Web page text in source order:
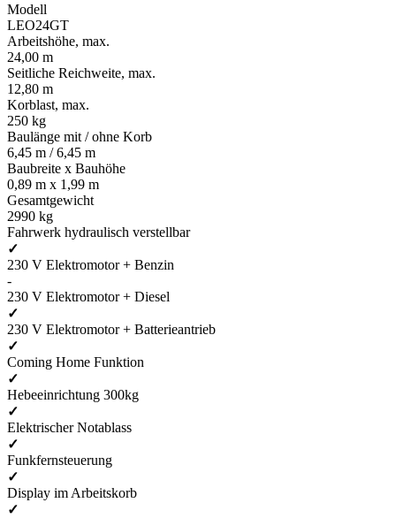
Modell
LEO24GT
Arbeitshöhe, max.
24,00 m
Seitliche Reichweite, max.
12,80 m
Korblast, max.
250 kg
Baulänge mit / ohne Korb
6,45 m / 6,45 m
Baubreite x Bauhöhe
0,89 m x 1,99 m
Gesamtgewicht
2990 kg
Fahrwerk hydraulisch verstellbar
✓
230 V Elektromotor + Benzin
-
230 V Elektromotor + Diesel
✓
230 V Elektromotor + Batterieantrieb
✓
Coming Home Funktion
✓
Hebeeinrichtung 300kg
✓
Elektrischer Notablass
✓
Funkfernsteuerung
✓
Display im Arbeitskorb
✓